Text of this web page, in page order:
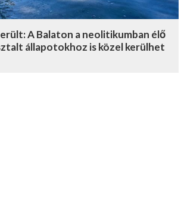
A Balaton a neolitikumban élő
állapotokhoz is közel kerülhet